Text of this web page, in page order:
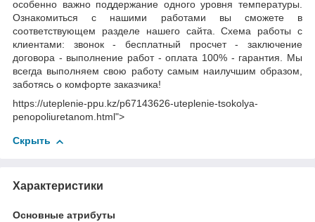
особенно важно поддержание одного уровня температуры.
Ознакомиться с нашими работами вы сможете в
соответствующем разделе нашего сайта. Схема работы с
клиентами: звонок - бесплатный просчет - заключение
договора - выполнение работ - оплата 100% - гарантия. Мы
всегда выполняем свою работу самым наилучшим образом,
заботясь о комфорте заказчика!
https://uteplenie-ppu.kz/p67143626-uteplenie-tsokolya-
penopoliuretanom.html">
Скрыть
Характеристики
Основные атрибуты